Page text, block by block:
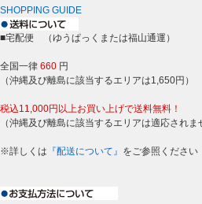
SHOPPING GUIDE
■宅配便 （ゆうぱっくまたは福山通運）
全国一律 660 円
（沖縄及び離島に該当するエリアは1,650円）
税込11,000円以上お買い上げで送料無料！
（沖縄及び離島に該当するエリアは適応されま
※詳しくは 『配送について』 をご参照ください